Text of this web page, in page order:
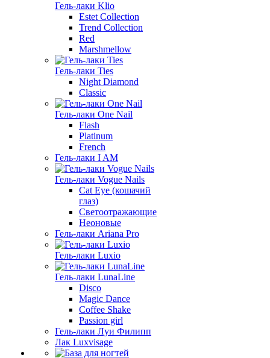
Гель-лаки Klio
Estet Collection
Trend Collection
Red
Marshmellow
Гель-лаки Ties
Night Diamond
Classic
Гель-лаки One Nail
Flash
Platinum
French
Гель-лаки I AM
Гель-лаки Vogue Nails
Cat Eye (кошачий
глаз)
Светоотражающие
Неоновые
Гель-лаки Ariana Pro
Гель-лаки Luxio
Гель-лаки LunaLine
Disco
Magic Dance
Coffee Shake
Passion girl
Гель-лаки Луи Филипп
Лак Luxvisage